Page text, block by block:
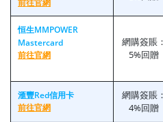
前往官網
恒生MMPOWER
Mastercard
前往官網
網購簽賬：
5%回贈
滙豐Red信用卡
前往官網
網購簽賬：
4%回贈